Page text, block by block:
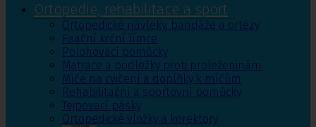
Ortopedie, rehabilitace a sport
Ortopedické návleky, bandáže a ortézy
Fixační krční límce
Polohovací pomůcky
Matrace a podložky proti proleženinám
Míče na cvičení a doplňky k míčům
Rehabilitační a sportovní pomůcky
Tejpovací pásky
Ortopedické vložky a korektory